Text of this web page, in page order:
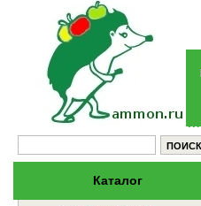
Каталог